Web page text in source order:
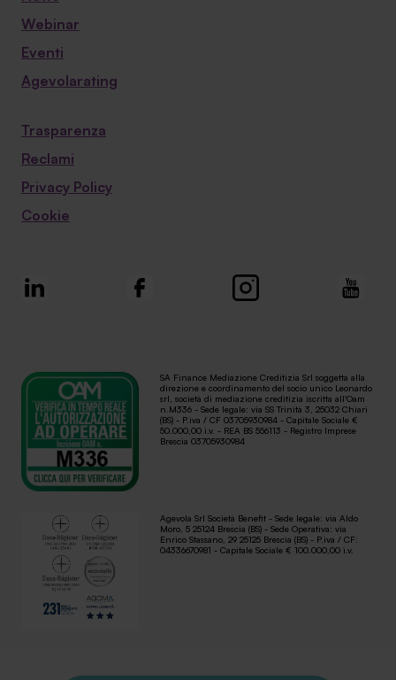
Webinar
Eventi
Agevolarating
Trasparenza
Reclami
Privacy Policy
Cookie
SA Finance Mediazione Creditizia Srl soggetta alla
direzione e coordinamento del socio unico Leonardo
srl, società di mediazione creditizia iscritta all'Oam
n.M336 - Sede legale: via SS Trinità 3, 25032 Chiari
(BS) - P.iva / CF 03705930984 - Capitale Sociale €
50.000,00 i.v. - REA BS 556113 - Registro Imprese
Brescia 03705930984
Agevola Srl Società Benefit - Sede legale: via Aldo
Moro, 5 25124 Brescia (BS) - Sede Operativa: via
Enrico Stassano, 29 25125 Brescia (BS) - P.iva / CF:
04336670981 - Capitale Sociale € 100.000,00 i.v.